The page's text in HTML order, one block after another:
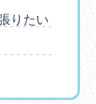
りたい